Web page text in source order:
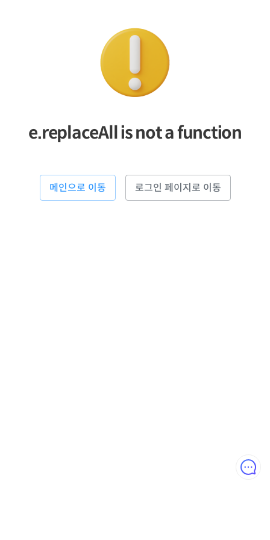
e.replaceAll is not a function
메인으로 이동 로그인 페이지로 이동